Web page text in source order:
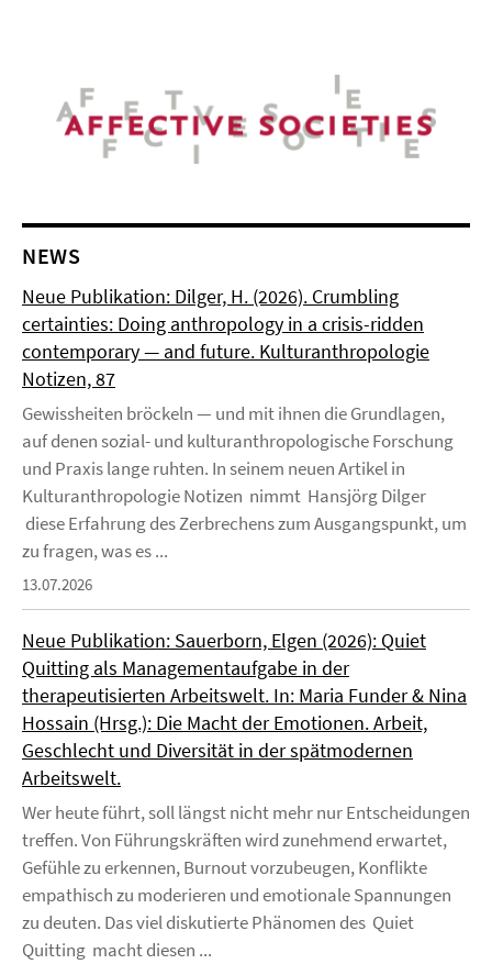
NEWS
Neue Publikation: Dilger, H. (2026). Crumbling
certainties: Doing anthropology in a crisis-ridden
contemporary — and future. Kulturanthropologie
Notizen, 87
Gewissheiten bröckeln — und mit ihnen die Grundlagen,
auf denen sozial- und kulturanthropologische Forschung
und Praxis lange ruhten. In seinem neuen Artikel in
Kulturanthropologie Notizen nimmt Hansjörg Dilger
diese Erfahrung des Zerbrechens zum Ausgangspunkt, um
zu fragen, was es ...
13.07.2026
Neue Publikation: Sauerborn, Elgen (2026): Quiet
Quitting als Managementaufgabe in der
therapeutisierten Arbeitswelt. In: Maria Funder & Nina
Hossain (Hrsg.): Die Macht der Emotionen. Arbeit,
Geschlecht und Diversität in der spätmodernen
Arbeitswelt.
Wer heute führt, soll längst nicht mehr nur Entscheidungen
treffen. Von Führungskräften wird zunehmend erwartet,
Gefühle zu erkennen, Burnout vorzubeugen, Konflikte
empathisch zu moderieren und emotionale Spannungen
zu deuten. Das viel diskutierte Phänomen des Quiet
Quitting macht diesen ...